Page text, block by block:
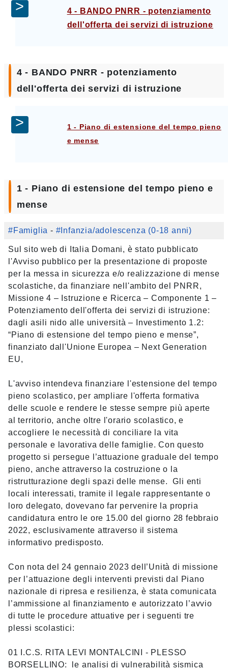
4 - BANDO PNRR - potenziamento
dell'offerta dei servizi di istruzione
4 - BANDO PNRR - potenziamento
dell'offerta dei servizi di istruzione
1 - Piano di estensione del tempo pieno
e mense
1 - Piano di estensione del tempo pieno e
mense
#Famiglia - #Infanzia/adolescenza (0-18 anni)
Sul sito web di Italia Domani, è stato pubblicato
l'Avviso pubblico per la presentazione di proposte
per la messa in sicurezza e/o realizzazione di mense
scolastiche, da finanziare nell'ambito del PNRR,
Missione 4 – Istruzione e Ricerca – Componente 1 –
Potenziamento dell'offerta dei servizi di istruzione:
dagli asili nido alle università – Investimento 1.2:
“Piano di estensione del tempo pieno e mense”,
finanziato dall'Unione Europea – Next Generation
EU,
L'avviso intendeva finanziare l'estensione del tempo
pieno scolastico, per ampliare l'offerta formativa
delle scuole e rendere le stesse sempre più aperte
al territorio, anche oltre l'orario scolastico, e
accogliere le necessità di conciliare la vita
personale e lavorativa delle famiglie. Con questo
progetto si persegue l’attuazione graduale del tempo
pieno, anche attraverso la costruzione o la
ristrutturazione degli spazi delle mense. Gli enti
locali interessati, tramite il legale rappresentante o
loro delegato, dovevano far pervenire la propria
candidatura entro le ore 15.00 del giorno 28 febbraio
2022, esclusivamente attraverso il sistema
informativo predisposto.
Con nota del 24 gennaio 2023 dell’Unità di missione
per l’attuazione degli interventi previsti dal Piano
nazionale di ripresa e resilienza, è stata comunicata
l’ammissione al finanziamento e autorizzato l’avvio
di tutte le procedure attuative per i seguenti tre
plessi scolastici:
01 I.C.S. RITA LEVI MONTALCINI - PLESSO
BORSELLINO: le analisi di vulnerabilità sismica